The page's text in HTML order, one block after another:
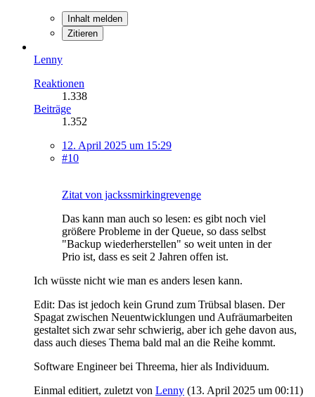
Inhalt melden
Zitieren
Lenny
Reaktionen
1.338
Beiträge
1.352
12. April 2025 um 15:29
#10
Zitat von jackssmirkingrevenge
Das kann man auch so lesen: es gibt noch viel
größere Probleme in der Queue, so dass selbst
"Backup wiederherstellen" so weit unten in der
Prio ist, dass es seit 2 Jahren offen ist.
Ich wüsste nicht wie man es anders lesen kann.
Edit: Das ist jedoch kein Grund zum Trübsal blasen. Der
Spagat zwischen Neuentwicklungen und Aufräumarbeiten
gestaltet sich zwar sehr schwierig, aber ich gehe davon aus,
dass auch dieses Thema bald mal an die Reihe kommt.
Software Engineer bei Threema, hier als Individuum.
Einmal editiert, zuletzt von Lenny (13. April 2025 um 00:11)